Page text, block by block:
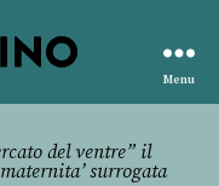
Menu
del ventre” il
surrogata